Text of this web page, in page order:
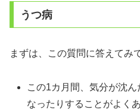
うつ病
まずは、この質問に答えてみ
この1カ月間、気分が沈
なったりすることがよく